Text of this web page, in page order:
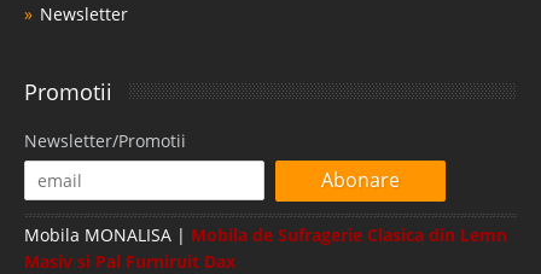
Newsletter
Promotii
Newsletter/Promotii
Abonare
Mobila MONALISA | Mobila de Sufragerie Clasica din Lemn
Masiv si Pal Furniruit Dax